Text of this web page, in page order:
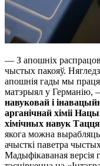
— З апошніх
чыстых пакояў.
апошнія гады мы
матэрыял у Германію,
навуковай і
арганічнай хіміі
хімічных навук
якога можна
ачысткі паветра
Мадыфікаваная версія